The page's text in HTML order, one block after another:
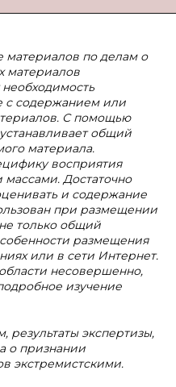
материалов по делам о
материалов
с содержанием или
С помощью
общий
материала.
восприятия
Достаточно
и содержание
при размещении
только общий
размещения
или в сети Интернет.
несовершенно,
изучение
результаты экспертизы,
о признании
экстремистскими.